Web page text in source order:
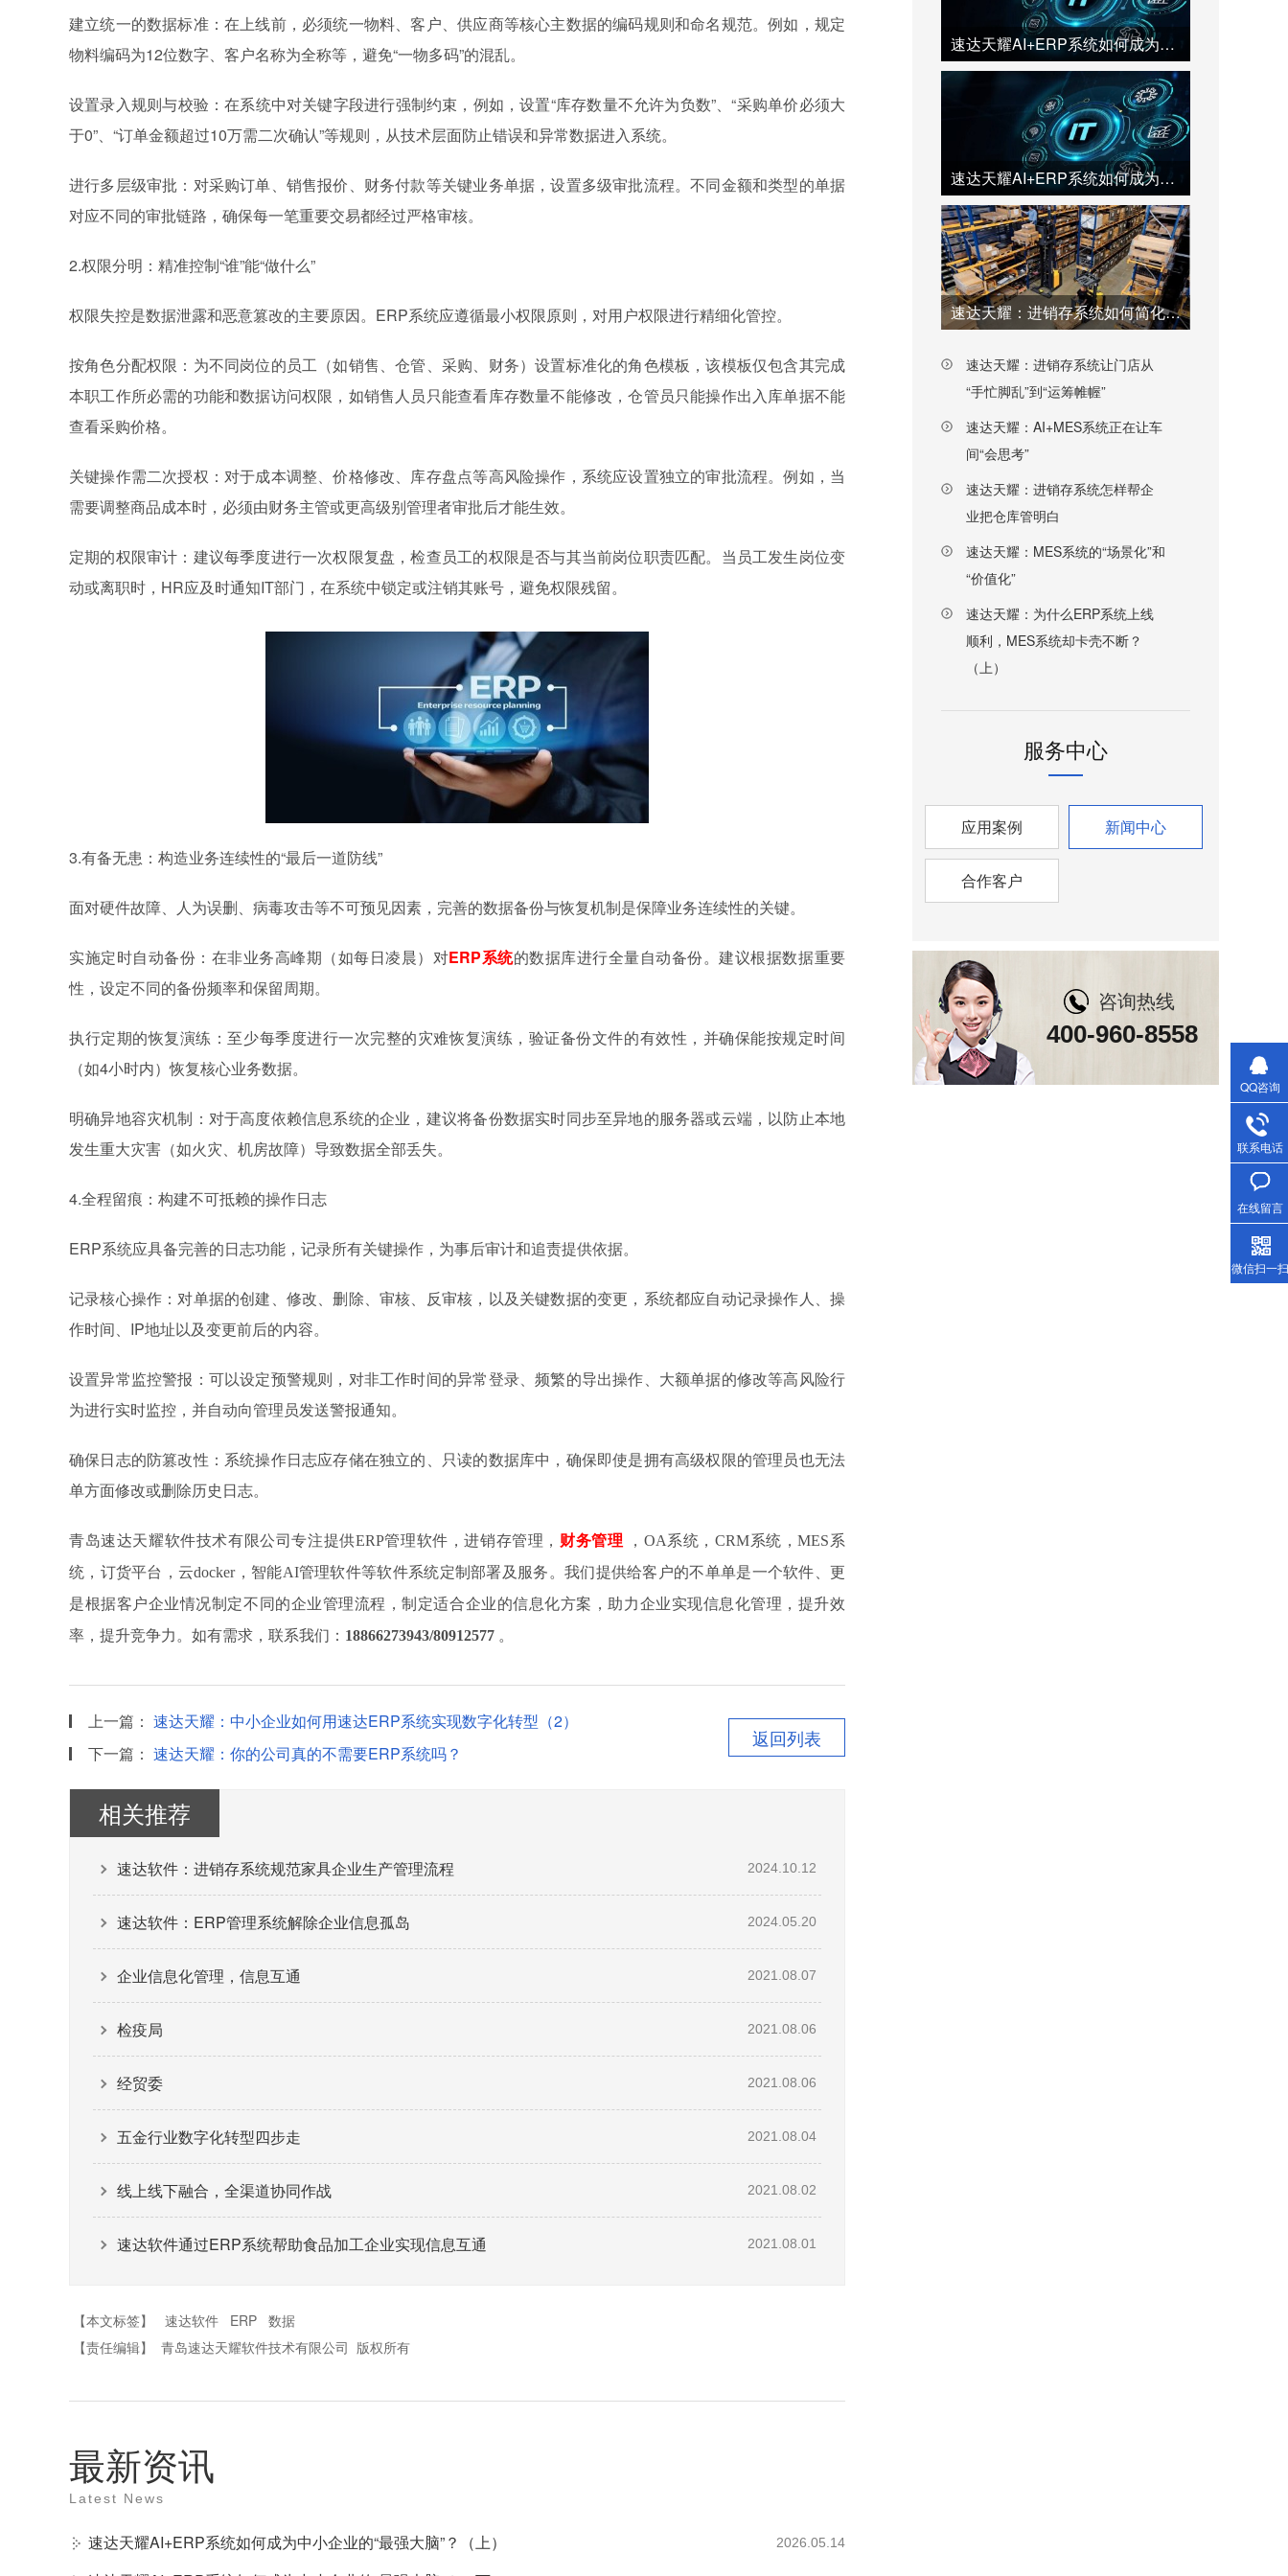
建立统一的数据标准：在上线前，必须统一物料、客户、供应商等核心主数据的编码规则和命名规范。例如，规定
物料编码为12位数字、客户名称为全称等，避免“一物多码”的混乱。
设置录入规则与校验：在系统中对关键字段进行强制约束，例如，设置“库存数量不允许为负数”、“采购单价必须大
于0”、“订单金额超过10万需二次确认”等规则，从技术层面防止错误和异常数据进入系统。
进行多层级审批：对采购订单、销售报价、财务付款等关键业务单据，设置多级审批流程。不同金额和类型的单据
对应不同的审批链路，确保每一笔重要交易都经过严格审核。
2.权限分明：精准控制“谁”能“做什么”
权限失控是数据泄露和恶意篡改的主要原因。ERP系统应遵循最小权限原则，对用户权限进行精细化管控。
按角色分配权限：为不同岗位的员工（如销售、仓管、采购、财务）设置标准化的角色模板，该模板仅包含其完成
本职工作所必需的功能和数据访问权限，如销售人员只能查看库存数量不能修改，仓管员只能操作出入库单据不能
查看采购价格。
关键操作需二次授权：对于成本调整、价格修改、库存盘点等高风险操作，系统应设置独立的审批流程。例如，当
需要调整商品成本时，必须由财务主管或更高级别管理者审批后才能生效。
定期的权限审计：建议每季度进行一次权限复盘，检查员工的权限是否与其当前岗位职责匹配。当员工发生岗位变
动或离职时，HR应及时通知IT部门，在系统中锁定或注销其账号，避免权限残留。
3.有备无患：构造业务连续性的“最后一道防线”
面对硬件故障、人为误删、病毒攻击等不可预见因素，完善的数据备份与恢复机制是保障业务连续性的关键。
实施定时自动备份：在非业务高峰期（如每日凌晨）对ERP系统的数据库进行全量自动备份。建议根据数据重要
性，设定不同的备份频率和保留周期。
执行定期的恢复演练：至少每季度进行一次完整的灾难恢复演练，验证备份文件的有效性，并确保能按规定时间
（如4小时内）恢复核心业务数据。
明确异地容灾机制：对于高度依赖信息系统的企业，建议将备份数据实时同步至异地的服务器或云端，以防止本地
发生重大灾害（如火灾、机房故障）导致数据全部丢失。
4.全程留痕：构建不可抵赖的操作日志
ERP系统应具备完善的日志功能，记录所有关键操作，为事后审计和追责提供依据。
记录核心操作：对单据的创建、修改、删除、审核、反审核，以及关键数据的变更，系统都应自动记录操作人、操
作时间、IP地址以及变更前后的内容。
设置异常监控警报：可以设定预警规则，对非工作时间的异常登录、频繁的导出操作、大额单据的修改等高风险行
为进行实时监控，并自动向管理员发送警报通知。
确保日志的防篡改性：系统操作日志应存储在独立的、只读的数据库中，确保即使是拥有高级权限的管理员也无法
单方面修改或删除历史日志。
青岛速达天耀软件技术有限公司专注提供ERP管理软件，进销存管理， 财务管理
，OA系统，CRM系统，MES系
统，订货平台，云docker，智能AI管理软件等软件系统定制部署及服务。我们提供给客户的不单单是一个软件、更
是根据客户企业情况制定不同的企业管理流程，制定适合企业的信息化方案，助力企业实现信息化管理，提升效
率，提升竞争力。如有需求，联系我们： 18866273943/80912577 。
上一篇： 速达天耀：中小企业如何用速达ERP系统实现数字化转型（2）
下一篇： 速达天耀：你的公司真的不需要ERP系统吗？
返回列表
相关推荐
速达软件：进销存系统规范家具企业生产管理流程 2024.10.12
速达软件：ERP管理系统解除企业信息孤岛 2024.05.20
企业信息化管理，信息互通 2021.08.07
检疫局 2021.08.06
经贸委 2021.08.06
五金行业数字化转型四步走 2021.08.04
线上线下融合，全渠道协同作战 2021.08.02
速达软件通过ERP系统帮助食品加工企业实现信息互通 2021.08.01
【本文标签】 速达软件 ERP 数据
【责任编辑】
青岛速达天耀软件技术有限公司 版权所有
最新资讯
Latest News
速达天耀AI+ERP系统如何成为中小企业的“最强大脑”？（上） 2026.05.14
速达天耀AI+ERP系统如何成为中小企业的“最强大脑”？（上）
速达天耀AI+ERP系统如何成为中小企业的“最强大脑”？（下）
速达天耀：进销存系统如何简化企业采购流程、提高效率
速达天耀：进销存系统让门店从
“手忙脚乱”到“运筹帷幄”
速达天耀：AI+MES系统正在让车
间“会思考”
速达天耀：进销存系统怎样帮企
业把仓库管明白
速达天耀：MES系统的“场景化”和
“价值化”
速达天耀：为什么ERP系统上线
顺利，MES系统却卡壳不断？
（上）
服务中心
应用案例 新闻中心
合作客户
咨询热线
400-960-8558
QQ咨询
联系电话
在线留言
微信扫一扫